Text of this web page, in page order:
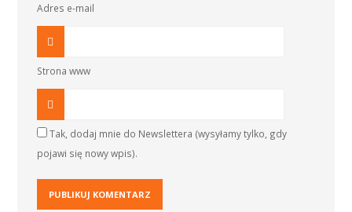
Adres e-mail
Strona www
Tak, dodaj mnie do Newslettera (wysyłamy tylko, gdy
pojawi się nowy wpis).